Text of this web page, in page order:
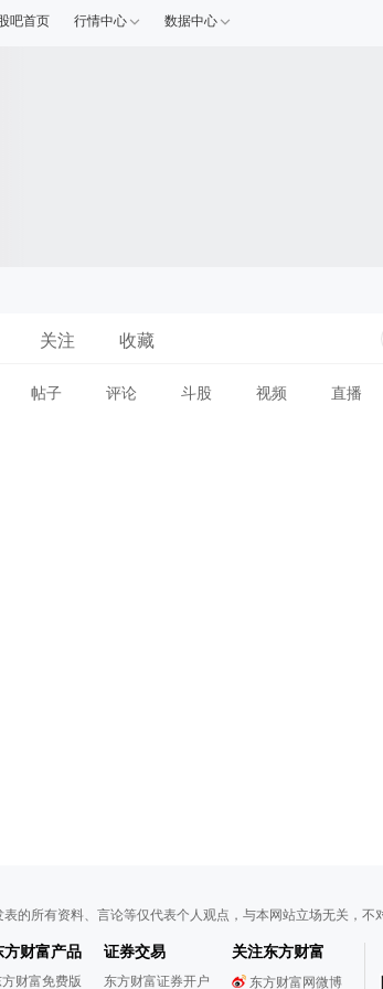
吧首页 行情中心 数据中心
关注 收藏
帖子 评论 斗股 视频 直播
表的所有资料、言论等仅代表个人观点，与本网站立场无关，
方财富产品
方财富免费版
证券交易
东方财富证券开户
关注东方财富
东方财富网微博